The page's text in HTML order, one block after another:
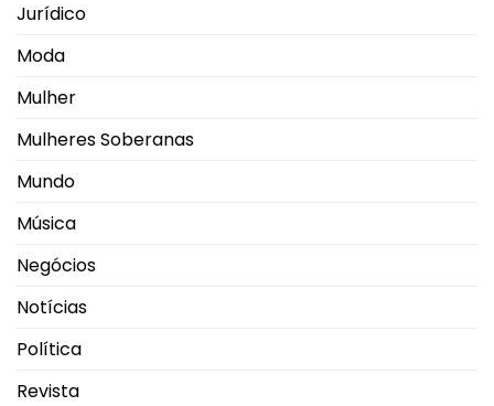
Jurídico
Moda
Mulher
Mulheres Soberanas
Mundo
Música
Negócios
Notícias
Política
Revista